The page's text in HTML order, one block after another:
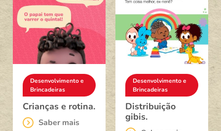
Desenvolvimento e
Brincadeiras
Crianças e rotina.
Saber mais
Desenvolvimento e
Brincadeiras
Distribuição
gibis.